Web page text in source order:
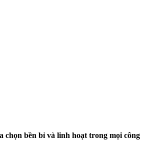
chọn bền bỉ và linh hoạt trong mọi công